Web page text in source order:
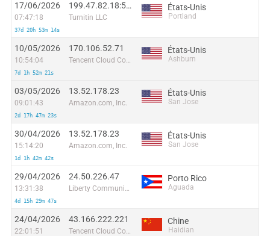
17/06/2026
07:47:18
37d 20h 53m 14s
199.47.82.18:59184
Turnitin LLC
États-Unis
Portland
10/05/2026
10:54:04
7d 1h 52m 21s
170.106.52.71
Tencent Cloud Computing (Beijing) Co
États-Unis
Ashburn
03/05/2026
09:01:43
2d 17h 47m 23s
13.52.178.23
Amazon.com, Inc.
États-Unis
San Jose
30/04/2026
15:14:20
1d 1h 42m 42s
13.52.178.23
Amazon.com, Inc.
États-Unis
San Jose
29/04/2026
13:31:38
4d 15h 29m 47s
24.50.226.47
Liberty Communications of Puerto Rico LLC
Porto Rico
Aguada
24/04/2026
22:01:51
43.166.222.221
Tencent Cloud Computing (Beijing) Co
Chine
Haidian